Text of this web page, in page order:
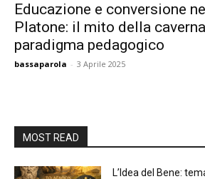
Educazione e conversione
Platone: il mito della
paradigma pedagogico
bassaparola - 3 Aprile 2025
MOST READ
L’Idea del Bene: